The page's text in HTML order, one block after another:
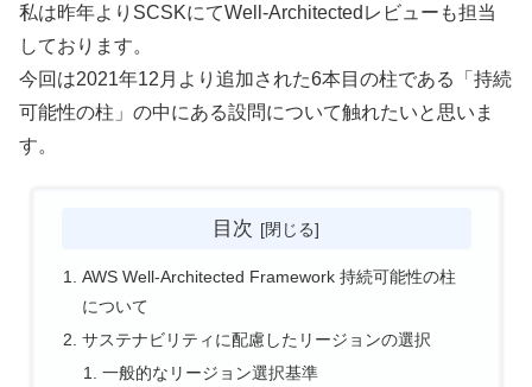
私は昨年よりSCSKにてWell-Architectedレビューも担当
しております。
今回は2021年12月より追加された6本目の柱である「持続
可能性の柱」の中にある設問について触れたいと思いま
す。
目次
AWS Well-Architected Framework 持続可能性の柱
について
サステナビリティに配慮したリージョンの選択
一般的なリージョン選択基準